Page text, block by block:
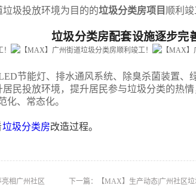
圾投放环境为目的的垃圾分类房项目 顺利竣
垃圾分类房配套设施逐步完
节能灯、排水通风系统、除臭杀菌装置、
民投放环境，提升居民参与垃圾分类的热
化、常态化。
垃圾分类房改造过程。
相广州社区 下一篇： 【MAX】生产动态|广州社区